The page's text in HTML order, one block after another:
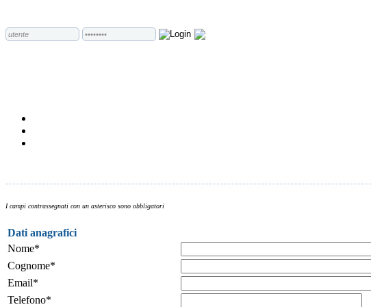
I campi contrassegnati con un asterisco sono obbligatori
Dati anagrafici
Nome*
Cognome*
Email*
Telefono*